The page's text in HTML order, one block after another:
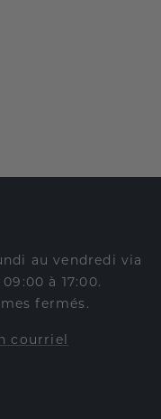
au vendredi via
à 17:00.
fermés.
courriel